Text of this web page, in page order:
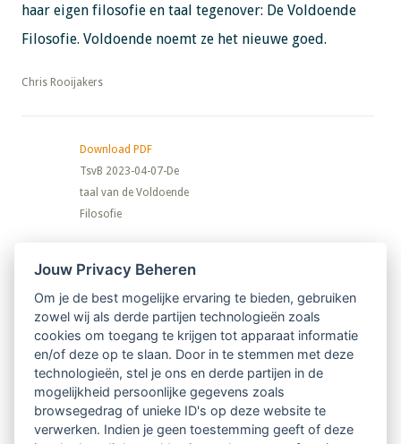
haar eigen filosofie en taal tegenover: De Voldoende
Filosofie. Voldoende noemt ze het nieuwe goed.
​​​​​​​Chris Rooijakers
Download PDF
TsvB 2023-04-07-De
taal van de Voldoende
Filosofie
Nieuwsbrief
Ontvang 10 x per jaar de LVSC-
relatienieuwsbrief met o.a.:
vrij toegankelijke TsvB-artikelen
nieuws op het vlak van professioneel
Jouw Privacy Beheren
Om je de best mogelijke ervaring te bieden, gebruiken
zowel wij als derde partijen technologieën zoals
cookies om toegang te krijgen tot apparaat informatie
en/of deze op te slaan. Door in te stemmen met deze
technologieën, stel je ons en derde partijen in de
mogelijkheid persoonlijke gegevens zoals
browsegedrag of unieke ID's op deze website te
verwerken. Indien je geen toestemming geeft of deze